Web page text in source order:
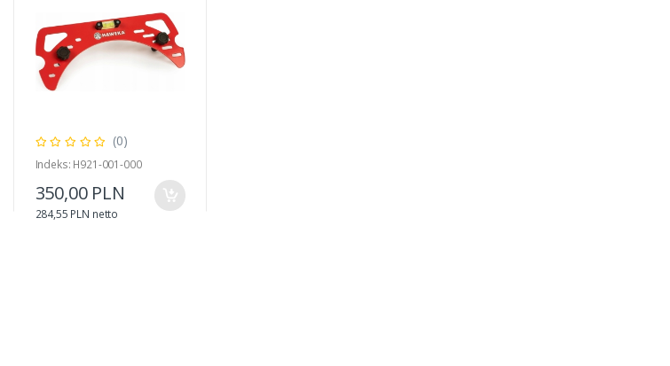
(0)
Indeks: H921-001-000
350,00 PLN
284,55 PLN netto